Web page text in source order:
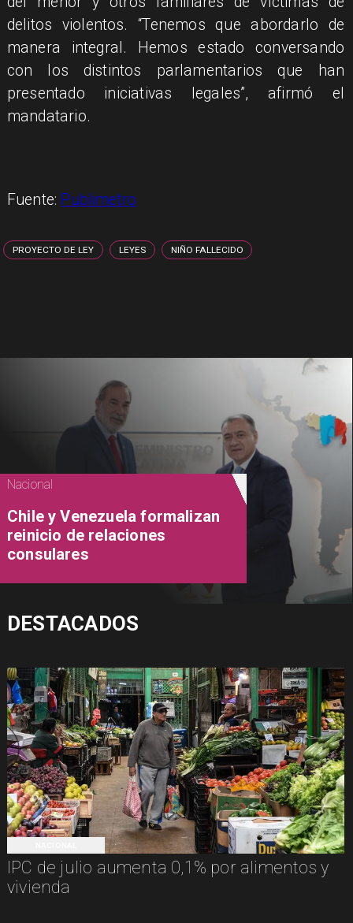
delitos violentos. “Tenemos que abordarlo de
manera integral. Hemos estado conversando
con los distintos parlamentarios que han
presentado iniciativas legales”, afirmó el
mandatario.
Fuente: Publimetro
PROYECTO DE LEY LEYES NIÑO FALLECIDO
IPC de julio aumenta 0,1% por alimentos y
vivienda
Nacional
Chile y Venezuela formalizan
reinicio de relaciones
consulares
DESTACADOS